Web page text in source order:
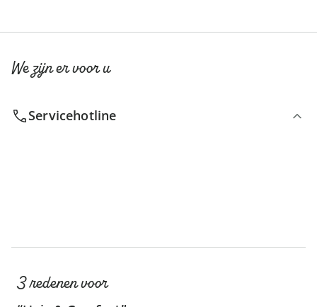
We zijn er voor u
Servicehotline
3 redenen voor